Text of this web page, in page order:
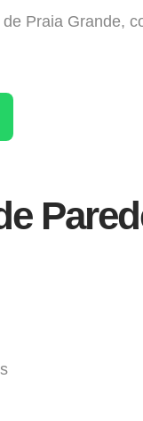
Praia Grande,